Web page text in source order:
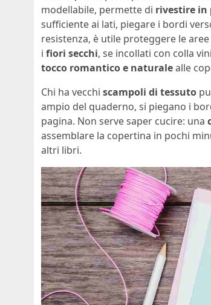
modellabile, permette di rivestire in
sufficiente ai lati, piegare i bordi
resistenza, è utile proteggere le
i fiori secchi, se incollati con colla
tocco romantico e naturalealle
Chi ha vecchi scampoli di tessuto
ampio del quaderno, si piegano i
pagina. Non serve saper cucire: una
assemblare la copertina in pochi
altri libri.